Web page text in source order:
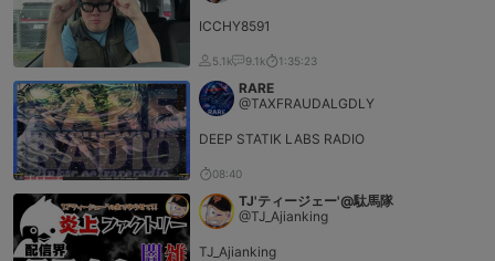
ICCHY8591
5.1k 9.1k 1:35:23
RARE
@TAXFRAUDALGDLY
DEEP STATIK LABS RADIO
08:40
TJ'ティージェー'@駄馬隊
@TJ_Ajianking
TJ_Ajianking